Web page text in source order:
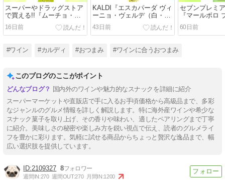
スーパーやドラッグストア
で買える!!『ムーチョ・マ
ス ブランコ(白)』レビュー
16日前
KALDI『エスカパーダ ヴィ
ーニョ・ヴェルデ（白・微
発泡）』レビュー
43日前
セブンプレミ
『マールボロ
ァレー ソーヴ
ラン(白)』レビ
60日前
#ワイン #カルディ #おつまみ #ワインに合うおつまみ
このブログのここがポイント
国内外のワインや魅力的なスナックを詳細に紹介
スーパーマーケットや直販店で手に入るお手頃価格から高級品まで、多彩
なジャンルのグルメ情報を詳しく解説します。特に海外産ワインや希少な
スナック菓子を取り上げ、その香りや味わい、適したペアリングまで丁寧
に紹介。美味しさの秘密や楽しみ方を鋭い視点で伝え、読者のグルメライ
フを豊かに彩ります。気軽に試せる商品からちょっと贅沢な逸品まで、幅
広い選択肢を提供しています。
2109327 8
週間IN:270 週間OUT:270 月間IN:1200